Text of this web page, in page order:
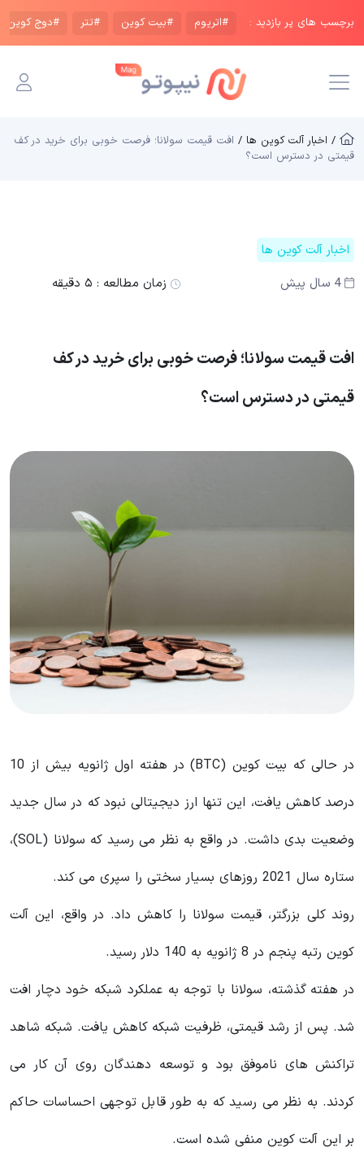
برچسب های پر بازدید : #اتریوم #بیت کوین #تتر #دوج کوین
/ اخبار آلت کوین ها / افت قیمت سولانا؛ فرصت خوبی برای خرید در کف
قیمتی در دسترس است؟
اخبار آلت کوین ها
4 سال پیش
زمان مطالعه : ۵ دقیقه
افت قیمت سولانا؛ فرصت خوبی برای خرید در کف
قیمتی در دسترس است؟
در حالی که بیت کوین (BTC) در هفته اول ژانویه بیش از 10
درصد کاهش یافت، این تنها ارز دیجیتالی نبود که در سال جدید
وضعیت بدی داشت. در واقع به نظر می رسید که سولانا (SOL)،
ستاره سال 2021 روزهای بسیار سختی را سپری می کند.
روند کلی بزرگتر، قیمت سولانا را کاهش داد. در واقع، این آلت
کوین رتبه‌ پنجم در 8 ژانویه به 140 دلار رسید.
در هفته گذشته، سولانا با توجه به عملکرد شبکه خود دچار افت
شد. پس از رشد قیمتی، ظرفیت شبکه کاهش یافت. شبکه شاهد
تراکنش های ناموفق بود و توسعه دهندگان روی آن کار می
کردند. به نظر می‌ رسید که به‌ طور قابل‌ توجهی احساسات حاکم
بر این آلت کوین منفی شده است.